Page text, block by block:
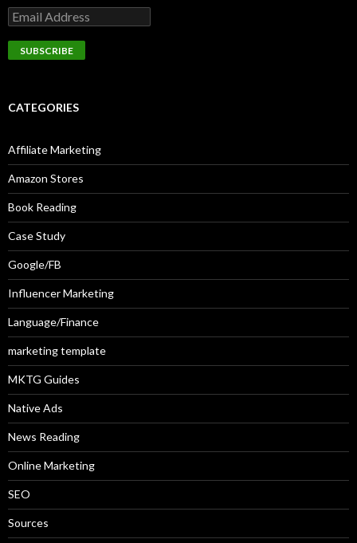
CATEGORIES
Affiliate Marketing
Amazon Stores
Book Reading
Case Study
Google/FB
Influencer Marketing
Language/Finance
marketing template
MKTG Guides
Native Ads
News Reading
Online Marketing
SEO
Sources